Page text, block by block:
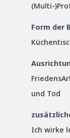
(Multi-
Form der
und Tod
Ich wirke